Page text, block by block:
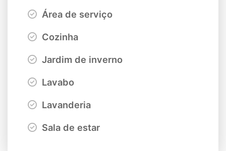
Área de serviço
Cozinha
Jardim de inverno
Lavabo
Lavanderia
Sala de estar